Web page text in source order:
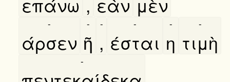
άρσεν
-
ῆ
-
,
-
έσται
-
η
-
τιμὴ
-
-